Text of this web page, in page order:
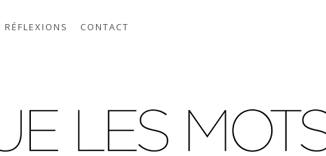
RÉFLEXIONS CONTACT